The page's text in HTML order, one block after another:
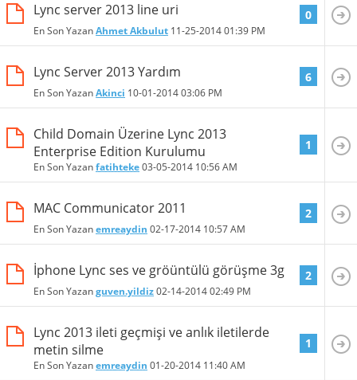
Lync server 2013 line uri
En Son YazanAhmet Akbulut 11-25-201401:39 PM
0
Lync Server 2013 Yardım
En Son YazanAkinci 10-01-201403:06 PM
6
Child Domain Üzerine Lync 2013
Enterprise Edition Kurulumu
En Son Yazanfatihteke03-05-2014 10:56 AM
1
MAC Communicator 2011
En Son Yazanemreaydin 02-17-2014 10:57 AM
2
İphone Lync ses ve gröüntülü görüşme 3g
En Son Yazanguven.yildiz02-14-201402:49 PM
2
Lync 2013 ileti geçmişi ve anlık iletilerde
metin silme
En Son Yazanemreaydin 01-20-2014 11:40 AM
1